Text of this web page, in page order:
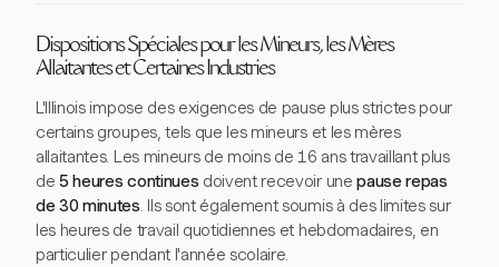
Dispositions Spéciales pour les Mineurs, les Mères
Allaitantes et Certaines Industries
L'Illinois impose des exigences de pause plus strictes pour
certains groupes, tels que les mineurs et les mères
allaitantes. Les mineurs de moins de 16 ans travaillant plus
de5 heures continues doivent recevoir unepause repas
de 30 minutes. Ils sont également soumis à des limites sur
les heures de travail quotidiennes et hebdomadaires, en
particulier pendant l'année scolaire.